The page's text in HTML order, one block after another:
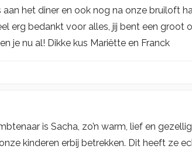
het diner en ook nog na onze bruiloft
erg bedankt voor alles, jij bent een groot
je nu al! Dikke kus Mariëtte en Franck
is Sacha, zo’n warm, lief en
kinderen erbij betrekken. Dit heeft ze